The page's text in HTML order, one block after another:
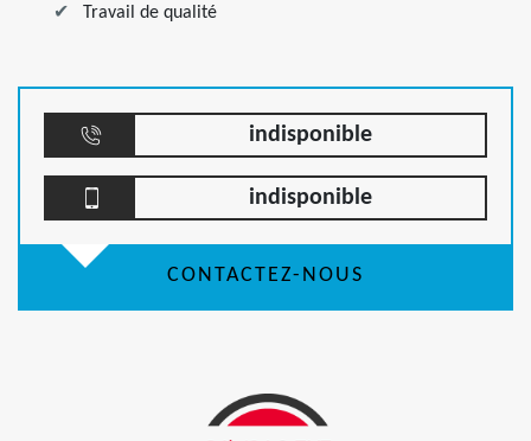
Travail de qualité
indisponible
indisponible
CONTACTEZ-NOUS